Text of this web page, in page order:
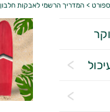
> המדריך הרשמי לאבקות חלבון